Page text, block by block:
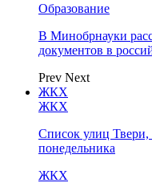
Образование
В Минобрнауки
документов в
Prev Next
ЖКХ
ЖКХ
Список улиц Твери,
понедельника
ЖКХ